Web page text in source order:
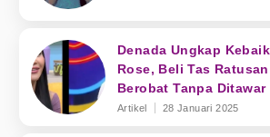
Denada Ungkap
Rose, Beli Tas
Berobat Tanpa Ditawar
Artikel 28 Januari 2025